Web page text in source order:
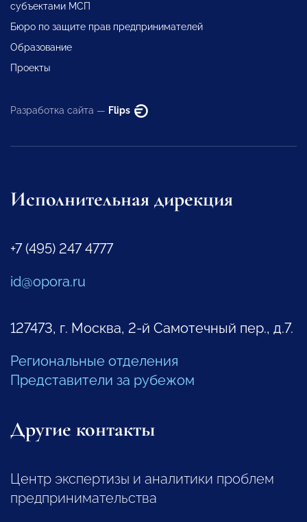
субъектами МСП
Бюро по защите прав предпринимателей
Образование
Проекты
Разработка сайта — Flips
Исполнительная дирекция
+7 (495) 247 4777
id@opora.ru
127473, г. Москва, 2-й Самотечный пер., д.7.
Региональные отделения
Представители за рубежом
Другие контакты
Центр экспертизы и аналитики проблем
предпринимательства